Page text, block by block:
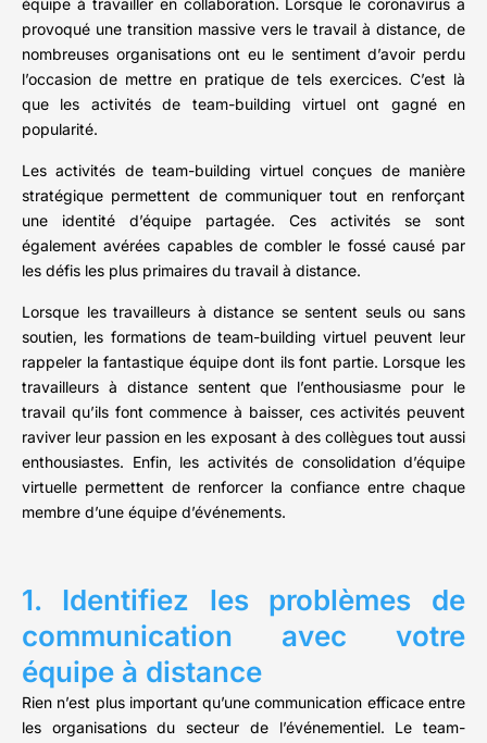
équipe à travailler en collaboration. Lorsque le coronavirus a
provoqué une transition massive vers le travail à distance, de
nombreuses organisations ont eu le sentiment d’avoir perdu
l’occasion de mettre en pratique de tels exercices. C’est là
que les activités de team-building virtuel ont gagné en
popularité.
Les activités de team-building virtuel conçues de manière
stratégique permettent de communiquer tout en renforçant
une identité d’équipe partagée. Ces activités se sont
également avérées capables de combler le fossé causé par
les défis les plus primaires du travail à distance.
Lorsque les travailleurs à distance se sentent seuls ou sans
soutien, les formations de team-building virtuel peuvent leur
rappeler la fantastique équipe dont ils font partie. Lorsque les
travailleurs à distance sentent que l’enthousiasme pour le
travail qu’ils font commence à baisser, ces activités peuvent
raviver leur passion en les exposant à des collègues tout aussi
enthousiastes. Enfin, les activités de consolidation d’équipe
virtuelle permettent de renforcer la confiance entre chaque
membre d’une équipe d’événements.
1. Identifiez les problèmes de
communication avec votre
équipe à distance
Rien n’est plus important qu’une communication efficace entre
les organisations du secteur de l’événementiel. Le team-